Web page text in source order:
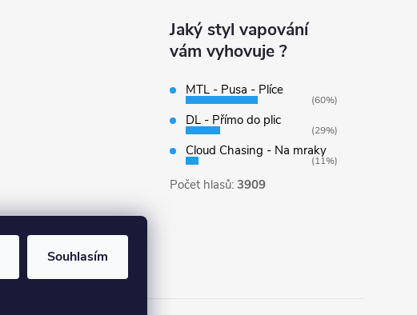
Souhlasím
Jaký styl vapování
vám vyhovuje ?
MTL - Pusa - Plíce
(60%)
DL - Přímo do plic
(29%)
Cloud Chasing - Na mraky
(11%)
Počet hlasů: 3909